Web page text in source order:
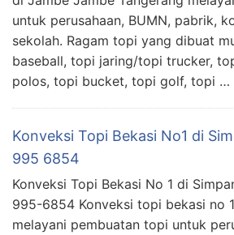
untuk perusahaan, BUMN, pabrik,
sekolah. Ragam topi yang dibuat
baseball, topi jaring/topi trucker,
polos, topi bucket, topi golf, topi …
Konveksi Topi Bekasi No1 di
995 6854
Konveksi Topi Bekasi No 1 di
995-6854 Konveksi topi bekasi no
melayani pembuatan topi untuk